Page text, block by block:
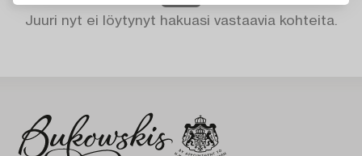
Juuri nyt ei löytynyt hakuasi vastaavia kohteita.